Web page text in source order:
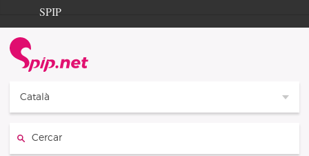
Aller au contenu
Aller à la navigation
SPIP
Documentation
Contribution
Català